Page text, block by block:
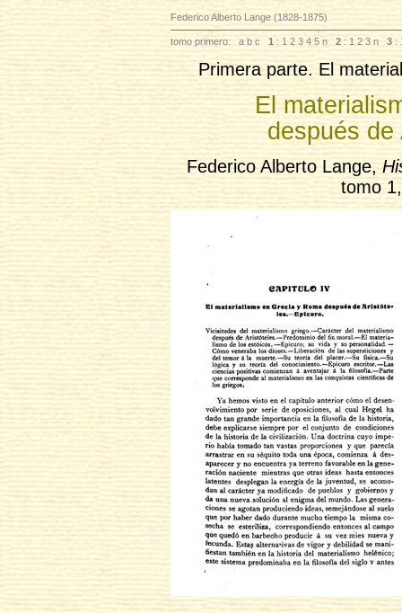
Federico Alberto Lange (1828-1875)
tomo primero: a b c 1 : 1 2 3 4 5 n 2 : 1 2 3 n 3 :
Primera parte. El
El
después
Federico Alberto Lange,
tomo